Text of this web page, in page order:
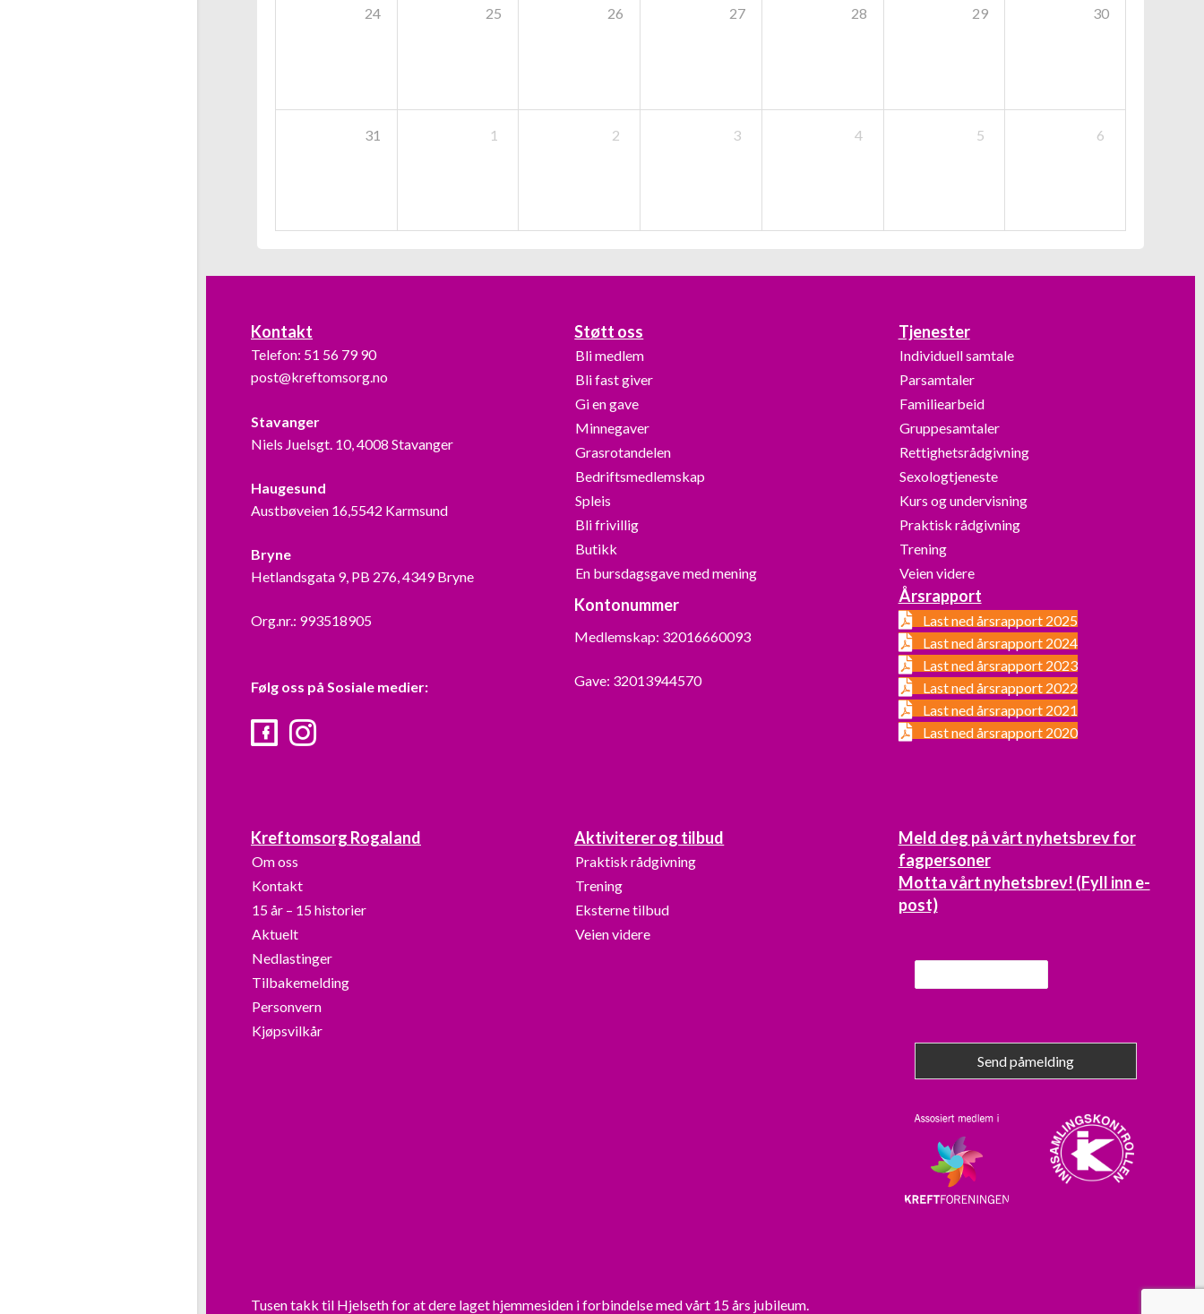
24 25 26 27 28 29 30
31 1 2 3 4 5 6
Kontakt
Telefon: 51 56 79 90
post@kreftomsorg.no
Stavanger
Niels Juelsgt. 10, 4008 Stavanger
Haugesund
Austbøveien 16,5542 Karmsund
Bryne
Hetlandsgata 9, PB 276, 4349 Bryne
Org.nr.: 993518905
Følg oss på Sosiale medier:
FacebookInstagram
Støtt oss
Bli medlem
Bli fast giver
Gi en gave
Minnegaver
Grasrotandelen
Bedriftsmedlemskap
Spleis
Bli frivillig
Butikk
En bursdagsgave med mening
Kontonummer
Medlemskap: 32016660093
Gave: 32013944570
Tjenester
Individuell samtale
Parsamtaler
Familiearbeid
Gruppesamtaler
Rettighetsrådgivning
Sexologtjeneste
Kurs og undervisning
Praktisk rådgivning
Trening
Veien videre
Årsrapport
Last ned årsrapport 2025
Last ned årsrapport 2024
Last ned årsrapport 2023
Last ned årsrapport 2022
Last ned årsrapport 2021
Last ned årsrapport 2020
Kreftomsorg Rogaland
Om oss
Kontakt
15 år – 15 historier
Aktuelt
Nedlastinger
Tilbakemelding
Personvern
Kjøpsvilkår
Aktiviterer og tilbud
Praktisk rådgivning
Trening
Eksterne tilbud
Veien videre
Meld deg på vårt nyhetsbrev for
fagpersoner
Motta vårt nyhetsbrev! (Fyll inn e-
post)
Send påmelding
Tusen takk til Hjelsethfor at dere laget hjemmesiden i forbindelse med vårt 15 års jubileum.